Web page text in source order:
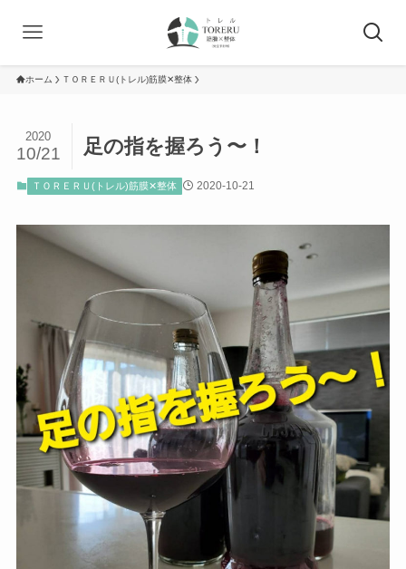
ホーム ＴＯＲＥＲＵ(トレル)筋膜✕整体
足の指を握ろう〜！
2020
10/21
ＴＯＲＥＲＵ(トレル)筋膜✕整体 2020-10-21